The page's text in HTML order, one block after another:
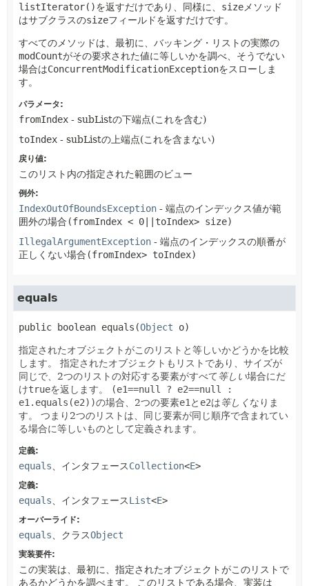
listIterator()を返すだけであり、同様に、 size メソッド
はサブクラスのsizeフィールドを返すだけです。
すべてのメソッドは、最初に、バッキング・リストの実際の
modCountがその要求された値に等しいかを調べ、そうでない
場合はConcurrentModificationExceptionをスローしま
す。
パラメータ:
fromIndex - subListの下端点(これを含む)
toIndex - subListの上端点(これを含まない)
戻り値:
このリスト内の指定された範囲のビュー
例外:
IndexOutOfBoundsException - 端点のインデックス値が範
囲外の場合 (fromIndex < 0||toIndex> size)
IllegalArgumentException - 端点のインデックスの順番が
正しくない場合 (fromIndex> toIndex)
equals
public boolean equals (Object o)
指定されたオブジェクトがこのリストと等しいかどうかを比較
します。
指定されたオブジェクトもリストであり、サイズが
同じで、2つのリストの対応する要素がすべて 等しい場合にだ
けtrueを返します。
(e1==null ? e2==null :
e1.equals(e2))の場合、2つの要素e1 と e2は等しくなりま
す。
つまり2つのリストは、同じ要素が同じ順序で含まれてい
る場合に等しいものとして定義されます。
定義:
equals 、インタフェースCollection<E>
定義:
equals 、インタフェースList<E>
オーバーライド:
equals 、クラスObject
実装要件:
この実装は、最初に、指定されたオブジェクトがこのリストで
あるかどうかを調べます。
このリストである場合、実装は